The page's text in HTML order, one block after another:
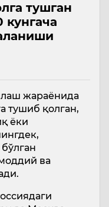
тушган
кунгача
жараёнида
тушиб қолган,
ёки
ва